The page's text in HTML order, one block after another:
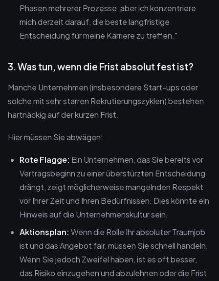
Phasen mehrerer Prozesse, aber ich konzentriere
mich derzeit darauf, die beste langfristige
Entscheidung für meine Karriere zu treffen."
3. Was tun, wenn die Frist absolut fest ist?
Manche Unternehmen (insbesondere Start-ups oder
solche mit sehr starren Rekrutierungszyklen) bestehen
hartnäckig auf der kurzen Frist.
Hier müssen Sie abwägen:
Rote Flagge: Ein Unternehmen, das Sie bereits vor
Vertragsbeginn zu einer überstürzten Entscheidung
drängt, zeigt möglicherweise mangelnden Respekt
vor Ihrer Zeit und Ihren Bedürfnissen. Dies könnte ein
Hinweis auf die Unternehmenskultur sein.
Aktionsplan: Wenn die Rolle Ihr absoluter Traumjob
ist und das Angebot fair, müssen Sie schnell handeln.
Wenn Sie jedoch Zweifel haben, ist es oft besser,
das Risiko einzugehen und abzulehnen oder die Frist